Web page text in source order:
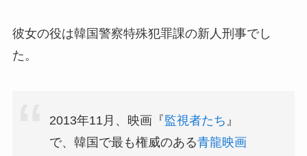
彼女の役は韓国警察特殊犯罪課の新人刑事でし
た。
2013年11月、映画『監視者たち 』
で、韓国で最も権威のある青龍映画